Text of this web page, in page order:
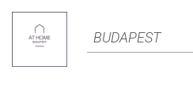
BUDAPEST